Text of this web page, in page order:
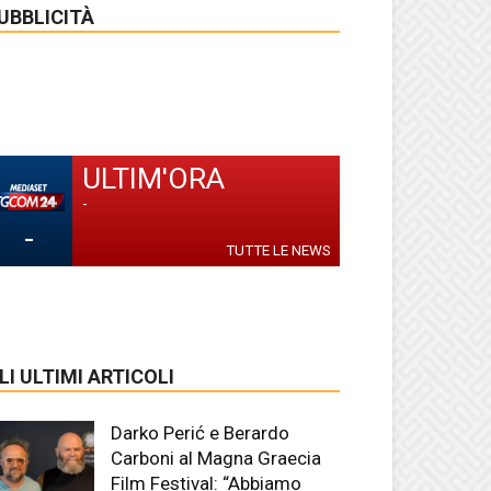
-
ULTIM'ORA
-
TUTTE LE NEWS
ULTIMI ARTICOLI
Darko Perić e Berardo
Carboni al Magna Graecia
Film Festival: “Abbiamo